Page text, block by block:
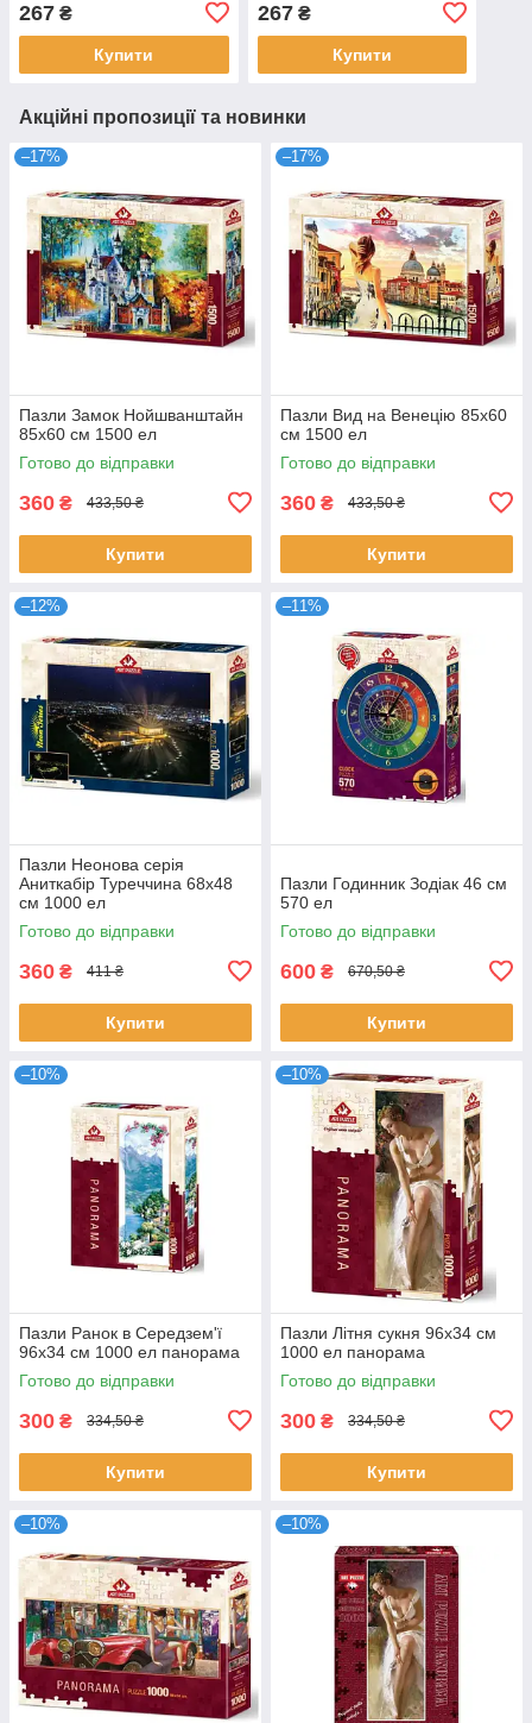
267 ₴
Купити
267₴
Купити
Акційні пропозиції та новинки
–17%
Пазли Замок Нойшванштайн
85х60 см 1500 ел
Готово до відправки
360 ₴ 433,50 ₴
Купити
–17%
Пазли Вид на Венецію 85х60
см 1500 ел
Готово до відправки
360 ₴ 433,50 ₴
Купити
–12%
Пазли Неонова серія
Аниткабір Туреччина 68х48
см 1000 ел
Готово до відправки
360 ₴ 411 ₴
Купити
–11%
Пазли Годинник Зодіак 46 см
570 ел
Готово до відправки
600 ₴ 670,50 ₴
Купити
–10%
Пазли Ранок в Середзем'ї
96х34 см 1000 ел панорама
Готово до відправки
300 ₴ 334,50 ₴
Купити
–10%
Пазли Літня сукня 96х34 см
1000 ел панорама
Готово до відправки
300 ₴ 334,50 ₴
Купити
–10% –10%